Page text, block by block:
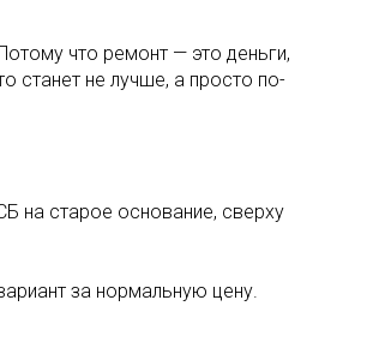
что ремонт — это деньги,
станет не лучше, а просто по-
на старое основание, сверху
за нормальную цену.